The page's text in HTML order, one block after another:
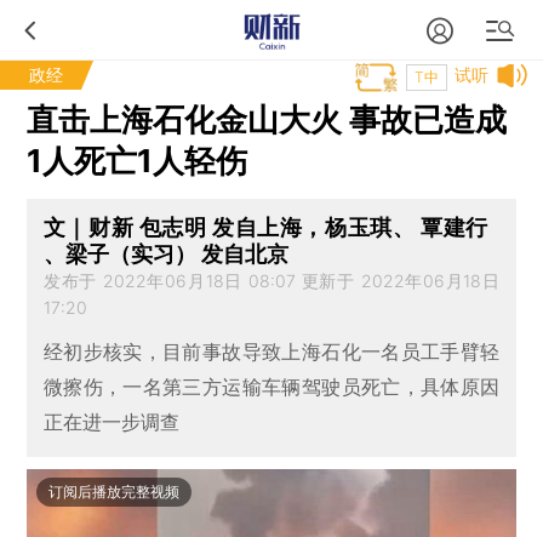
政经 试听
T中
直击上海石化金山大火 事故已造成
1人死亡1人轻伤
文｜财新 包志明 发自上海，杨玉琪、 覃建行
、梁子（实习） 发自北京
发布于 2022年06月18日 08:07 更新于 2022年06月18日
17:20
经初步核实，目前事故导致上海石化一名员工手臂轻
微擦伤，一名第三方运输车辆驾驶员死亡，具体原因
正在进一步调查
订阅后播放完整视频